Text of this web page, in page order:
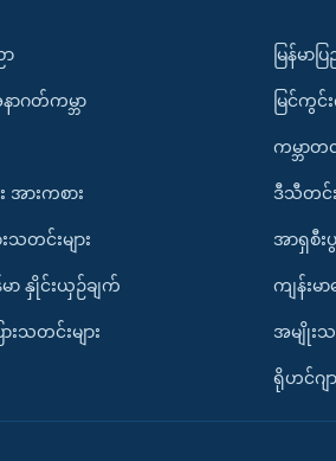
ာ
ဂတ်ကမ္ဘာ
ားကစား
တင်းများ
မာ နှိုင်းယှဉ်ချက်
ားသတင်းများ
မြန်မာပ
မြင်ကွင်
ကမ္ဘာတ
ဒီသီတင်
အာရှစီးပွ
ကျန်းမာ
အမျိုး
ရိုဟင်ဂျ